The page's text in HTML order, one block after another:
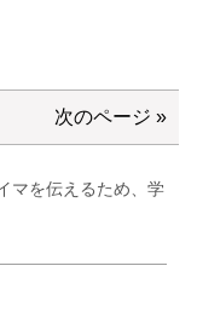
次のページ »
マを伝えるため、学